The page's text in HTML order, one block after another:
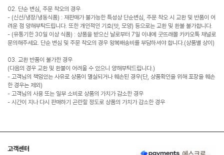
02. 단순 변심, 주문 착오의 경우
- (신선/냉장/냉동식품) : 재판매가 불가능한 특성상 단순변심, 주문 착오 시 교환 및 반품이 어
려운 점 양해부탁드립니다. 또한 개인적인 기호(맛, 모양) 등으로는 교환 및 환불 불가합니다.
- (유통기한 30일 이상 식품) : 상품을 받으신 날로부터 7일 이내에 굿뜨래몰 카카오톡 채널로
문의해주세요. 단순 변심 및 주문 착오의 경우 왕복배송비를 부담하셔야 합니다.(상품별 상이)
03. 교환 반품이 불가한 경우
(다음의 경우 교환 및 환불이 어려울 수 있으니 양해부탁드립니다.)
- 고객님의 책임있는 사유로 상품이 멸실되거나 훼손된 경우(단, 상품확인을 위해 포장을 훼손
한 경우는 제외)
- 고객님의 사용 또는 일부 소비로 상품의 가치가 감소한 경우
- 시간이 지나 다시 판매하기 곤란할 정도로 상품의 가치가 감소한 경우
고객센터